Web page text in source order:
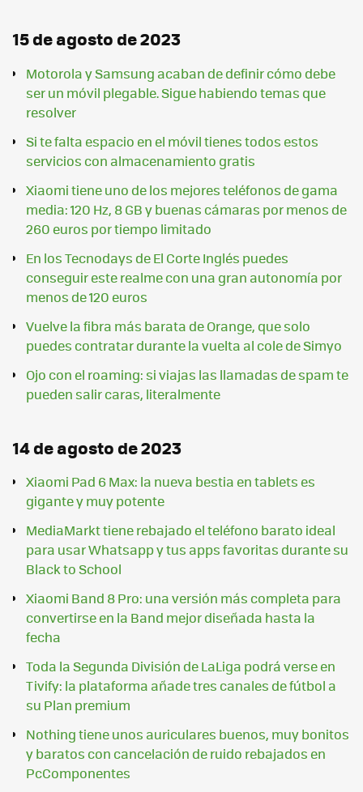
15 de agosto de 2023
Motorola y Samsung acaban de definir cómo debe
ser un móvil plegable. Sigue habiendo temas que
resolver
Si te falta espacio en el móvil tienes todos estos
servicios con almacenamiento gratis
Xiaomi tiene uno de los mejores teléfonos de gama
media: 120 Hz, 8 GB y buenas cámaras por menos de
260 euros por tiempo limitado
En los Tecnodays de El Corte Inglés puedes
conseguir este realme con una gran autonomía por
menos de 120 euros
Vuelve la fibra más barata de Orange, que solo
puedes contratar durante la vuelta al cole de Simyo
Ojo con el roaming: si viajas las llamadas de spam te
pueden salir caras, literalmente
14 de agosto de 2023
Xiaomi Pad 6 Max: la nueva bestia en tablets es
gigante y muy potente
MediaMarkt tiene rebajado el teléfono barato ideal
para usar Whatsapp y tus apps favoritas durante su
Black to School
Xiaomi Band 8 Pro: una versión más completa para
convertirse en la Band mejor diseñada hasta la
fecha
Toda la Segunda División de LaLiga podrá verse en
Tivify: la plataforma añade tres canales de fútbol a
su Plan premium
Nothing tiene unos auriculares buenos, muy bonitos
y baratos con cancelación de ruido rebajados en
PcComponentes